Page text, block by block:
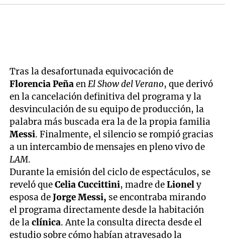
Tras la desafortunada equivocación de
Florencia PeñaenEl Show del Verano, que derivó
en la cancelación definitiva del programa y la
desvinculación de su equipo de producción, la
palabra más buscada era la de la propia familia
Messi. Finalmente, el silencio se rompió gracias
a un intercambio de mensajes en pleno vivo de
LAM.
Durante la emisión del ciclo de espectáculos, se
reveló queCelia Cuccittini, madre deLionely
esposa deJorge Messi, se encontraba mirando
el programa directamente desde la habitación
de laclínica. Ante la consulta directa desde el
estudio sobre cómo habían atravesado la